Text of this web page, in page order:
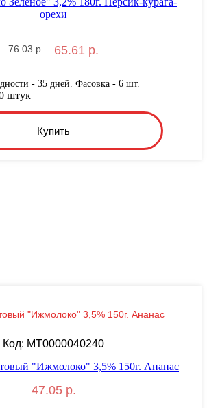
76.03 р. 65.61 р.
- 35 дней. Фасовка - 6 шт.
Купить
штук
"Ижмолоко" 3,5% 150г. Ананас
Код: MТ0000040240
47.05 р.